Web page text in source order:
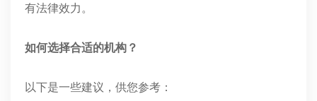
有法律效力。
如何选择合适的机构？
以下是一些建议，供您参考：